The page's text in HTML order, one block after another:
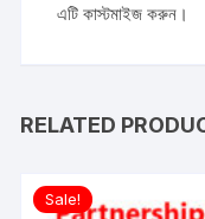
এটি কাস্টমাইজ করুন।
RELATED
Sale!